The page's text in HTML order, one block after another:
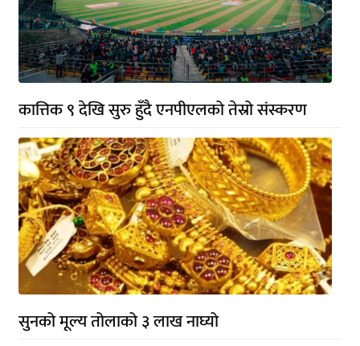
कात्तिक ९ देखि सुरु हुँदै एनपीएलको तेस्रो संस्करण
सुनको मूल्य तोलाको ३ लाख नाघ्यो